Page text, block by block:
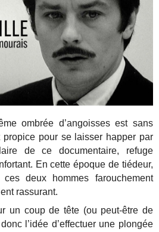
ombrée d’angoisses est sans
pour se laisser happer par
de ce documentaire, refuge
En cette époque de tiédeur,
deux hommes farouchement
rassurant.
un coup de tête (ou peut-être de
l’idée d’effectuer une plongée